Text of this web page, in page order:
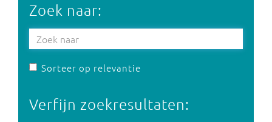
Zoek naar:
Sorteer op relevantie
Verfijn zoekresultaten: